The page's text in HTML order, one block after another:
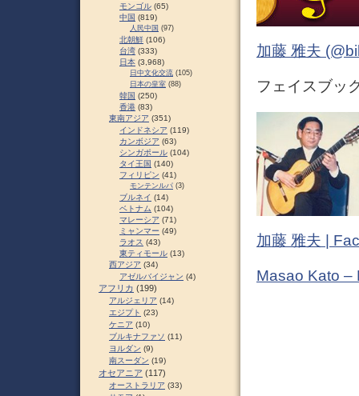
加藤 雅夫
フェイスブッ
加藤 雅夫 |
Masao Kato –
モンゴル (65)
中国 (819)
人民中国 (97)
北朝鮮 (106)
台湾 (333)
日本 (3,968)
日中文化交流 (105)
日本の皇室 (88)
韓国 (250)
香港 (83)
東南アジア (351)
インドネシア (119)
カンボジア (63)
シンガポール (104)
タイ王国 (140)
フィリピン (41)
モンテンルパ (3)
ブルネイ (14)
ベトナム (104)
マレーシア (71)
ミャンマー (49)
ラオス (43)
東ティモール (13)
西アジア (34)
アゼルバイジャン (4)
アフリカ (199)
アルジェリア (14)
エジプト (23)
ケニア (10)
ブルキナファソ (11)
ヨルダン (9)
南スーダン (19)
オセアニア (117)
オーストラリア (33)